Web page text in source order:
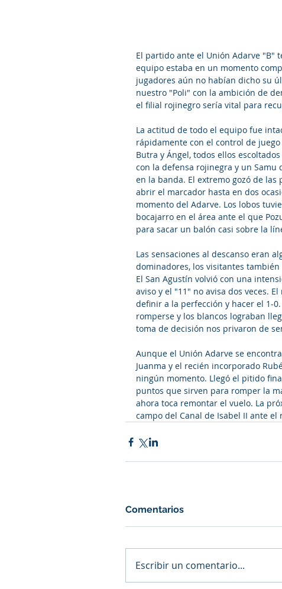
El partido ante el Unión Adarve "B"
equipo estaba en un momento
jugadores aún no habían dicho su
nuestro "Poli" con la ambición de
el filial rojinegro sería vital para
La actitud de todo el equipo fue
rápidamente con el control de
Butra y Ángel, todos ellos
con la defensa rojinegra y un Samu
en la banda. El extremo gozó de
abrir el marcador hasta en dos
momento del Adarve. Los lobos
bocajarro en el área ante el que
para sacar un balón casi sobre la
Las sensaciones al descanso eran
dominadores, los visitantes
El San Agustín volvió con una
aviso y el "11" no avisa dos veces.
definir a la perfección y hacer el 1-
romperse y los blancos lograban
toma de decisión nos privaron de
Aunque el Unión Adarve se
Juanma y el recién incorporado
ningún momento. Llegó el pitido
puntos que sirven para romper la
ahora toca remontar el vuelo. La
campo del Canal de Isabel II ante el
Comentarios
Escribir un comentario...